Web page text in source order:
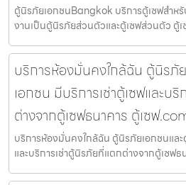
ตู้นิรภัยเอกชนBangkok บริการตู้เซฟสำหรั
งานเป็นตู้นิรภัยส่วนตัวและตู้เซฟส่วนตัว ตู้
บริการห้องมั่นคงใกล้ฉัน ตู้นิรภั
เอกชน มีบริการเช่าตู้เซฟและบ
ต่างจากตู้เซฟธนาคาร ตู้เซฟ
บริการห้องมั่นคงใกล้ฉัน ตู้นิรภัยเอกชนและ
และบริการเช่าตู้นิรภัยที่แตกต่างจากตู้เซฟธ